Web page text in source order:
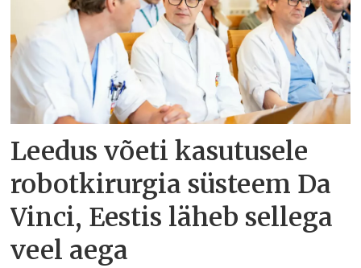
Leedus võeti kasutusele
robotkirurgia süsteem Da
Vinci, Eestis läheb sellega
veel aega